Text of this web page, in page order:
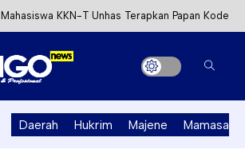
Mahasiswa KKN-T Unhas Terapkan Papan Kode
Etik Wisata di Pantai Lawere Desa Lotang Salo
Satu DPO Pengeroyokan SPBU Tapalang
Ditangkap, Satu Lagi Kabur ke Kalimantan
Daerah Hukrim Majene Mamasa